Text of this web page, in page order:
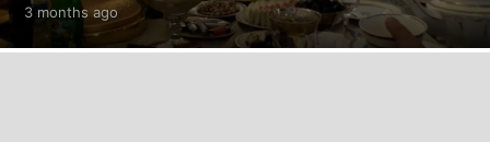
3 months ago3
o